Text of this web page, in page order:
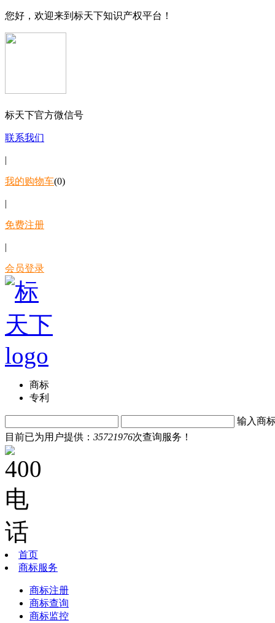
您好，欢迎来到标天下知识产权平台！
标天下官方微信号
联系我们
|
我的购物车(0)
|
免费注册
|
会员登录
商标
专利
输入商
目前已为用户提供： 35721976次查询服务！
首页
商标服务
商标注册
商标查询
商标监控